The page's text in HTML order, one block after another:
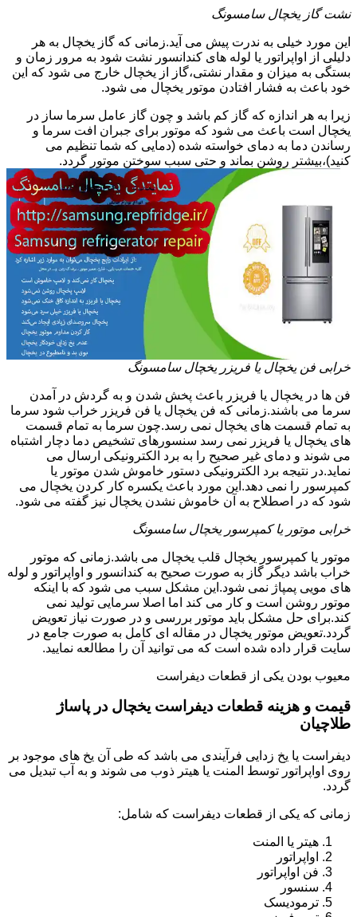
نشت گاز یخچال سامسونگ
این مورد خیلی به ندرت پیش می آید.زمانی که گاز یخچال به هر
دلیلی از اواپراتور یا لوله های کندانسور نشت شود به مرور زمان و
بستگی به میزان و مقدار نشتی،گاز از یخچال خارج می شود که این
خود باعث به فشار افتادن موتور یخچال می شود.
زیرا به هر اندازه که گاز کم باشد و چون گاز عامل سرما ساز در
یخچال است باعث می شود که موتور برای جبران افت سرما و
رساندن دما به دمای خواسته شده (دمایی که شما تنظیم می
کنید)،بیشتر روشن بماند و حتی سبب سوختن موتور گردد.
خرابی فن یخچال یا فریزر یخچال سامسونگ
فن ها در یخچال یا فریزر باعث پخش شدن و به گردش در آمدن
سرما می باشند.زمانی که فن یخچال یا فن فریزر خراب شود سرما
به تمام قسمت های یخچال نمی رسد.چون سرما به تمام قسمت
های یخچال یا فریزر نمی رسد سنسورهای تشخیص دما دچار اشتباه
می شوند و دمای غیر صحیح را به برد الکترونیکی ارسال می
نماید.در نتیجه برد الکترونیکی دستور خاموش شدن موتور یا
کمپرسور را نمی دهد.این مورد باعث یکسره کار کردن یخچال می
شود که در اصطلاح به آن خاموش نشدن یخچال نیز گفته می شود.
خرابی موتور یا کمپرسور یخچال سامسونگ
موتور یا کمپرسور یخچال قلب یخچال می باشد.زمانی که موتور
خراب باشد دیگر گاز به صورت صحیح به کندانسور و اواپراتور و لوله
های مویی پمپاژ نمی شود.این مشکل سبب می شود که با اینکه
موتور روشن است و کار می کند اما اصلا سرمایی تولید نمی
کند.برای حل مشکل باید موتور بررسی و در صورت نیاز تعویض
گردد.تعویض موتور یخچال در مقاله ای کامل به صورت جامع در
سایت قرار داده شده است که می توانید آن را مطالعه نمایید.
معیوب بودن یکی از قطعات دیفراست
قیمت و هزینه قطعات دیفراست یخچال در پاساژ
طلاچیان
دیفراست یا یخ زدایی فرآیندی می باشد که طی آن یخ های موجود بر
روی اواپراتور توسط المنت یا هیتر ذوب می شوند و به آب تبدیل می
گردد.
زمانی که یکی از قطعات دیفراست که شامل:
هیتر یا المنت
اواپراتور
فن اواپراتور
سنسور
ترمودیسک